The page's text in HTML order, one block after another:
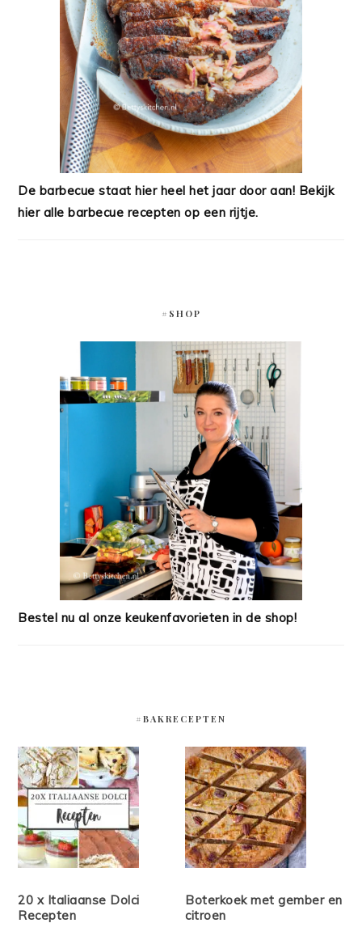
De barbecue staat hier heel het jaar door aan! Bekijk
hier alle barbecue recepten op een rijtje.
#SHOP
Bestel nu al onze keukenfavorieten in de shop!
#BAKRECEPTEN
20 x Italiaanse Dolci
Recepten
Boterkoek met gember en
citroen